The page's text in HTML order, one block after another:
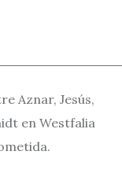
Jesús,
en Westfalia